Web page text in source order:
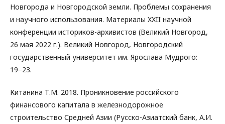
Новгорода и Новгородской земли. Проблемы сохранения
и научного использования. Материалы XXII научной
конференции историков-архивистов (Великий Новгород,
26 мая 2022 г.). Великий Новгород, Новгородский
государственный университет им. Ярослава Мудрого:
19−23.
Китанина Т.М. 2018. Проникновение российского
финансового капитала в железнодорожное
строительство Средней Азии (Русско-Азиатский банк, А.И.